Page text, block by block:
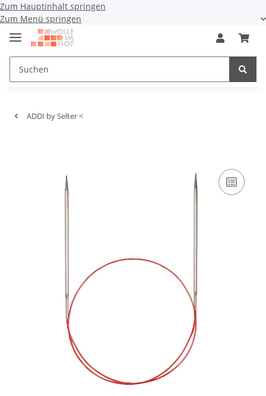
Zum Hauptinhalt springen
Zum Menü springen
ADDI by Selter <